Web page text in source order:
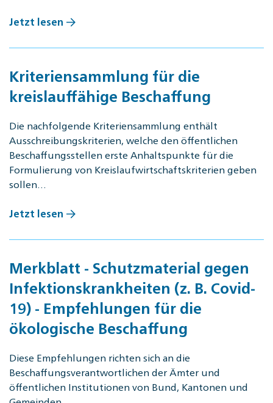
Jetzt lesen
Kriteriensammlung für die
kreislauffähige Beschaffung
Die nachfolgende Kriteriensammlung enthält
Ausschreibungskriterien, welche den öffentlichen
Beschaffungsstellen erste Anhaltspunkte für die
Formulierung von Kreislaufwirtschaftskriterien geben
sollen…
Jetzt lesen
Merkblatt - Schutzmaterial gegen
Infektionskrankheiten (z. B. Covid-
19) - Empfehlungen für die
ökologische Beschaffung
Diese Empfehlungen richten sich an die
Beschaffungsverantwortlichen der Ämter und
öffentlichen Institutionen von Bund, Kantonen und